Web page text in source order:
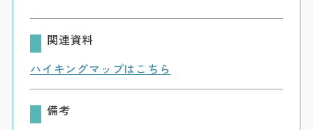
関連資料
ハイキングマップはこちら
備考